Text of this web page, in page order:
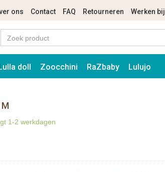
ons Contact FAQ Retourneren Werken bij
doll Zoocchini RaZbaby Lulujo
1-2 werkdagen